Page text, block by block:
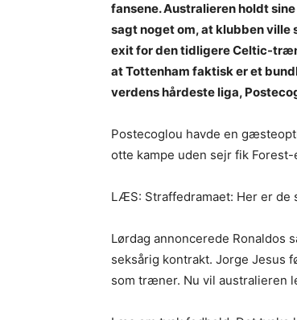
fansene. Australieren holdt
sagt noget om, at klubben ville
exit for den tidligere Celtic-
at Tottenham faktisk er et
verdens hårdeste liga,
Postecoglou havde en
otte kampe uden sejr fik
LÆS: Straffedramaet: Her er
Lørdag annoncerede Ronaldos
seksårig kontrakt. Jorge Jesus
som træner. Nu vil australieren